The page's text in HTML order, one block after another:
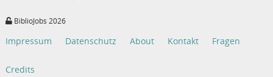
BiblioJobs 2026
Impressum Datenschutz About Kontakt Fragen
Credits